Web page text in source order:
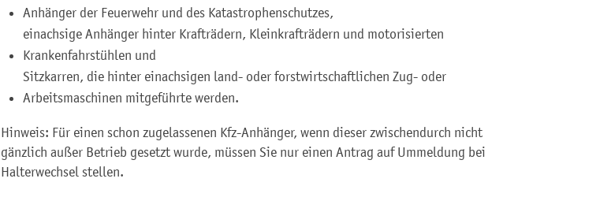
Anhänger der Feuerwehr und des Katastrophenschutzes,
einachsige Anhänger hinter Krafträdern, Kleinkrafträdern und motorisierten
Krankenfahrstühlen und
Sitzkarren, die hinter einachsigen land- oder forstwirtschaftlichen Zug- oder
Arbeitsmaschinen mitgeführte werden.
Hinweis: Für einen schon zugelassenen Kfz-Anhänger, wenn dieser zwischendurch nicht
gänzlich außer Betrieb gesetzt wurde, müssen Sie nur einen Antrag auf Ummeldung bei
Halterwechsel stellen.